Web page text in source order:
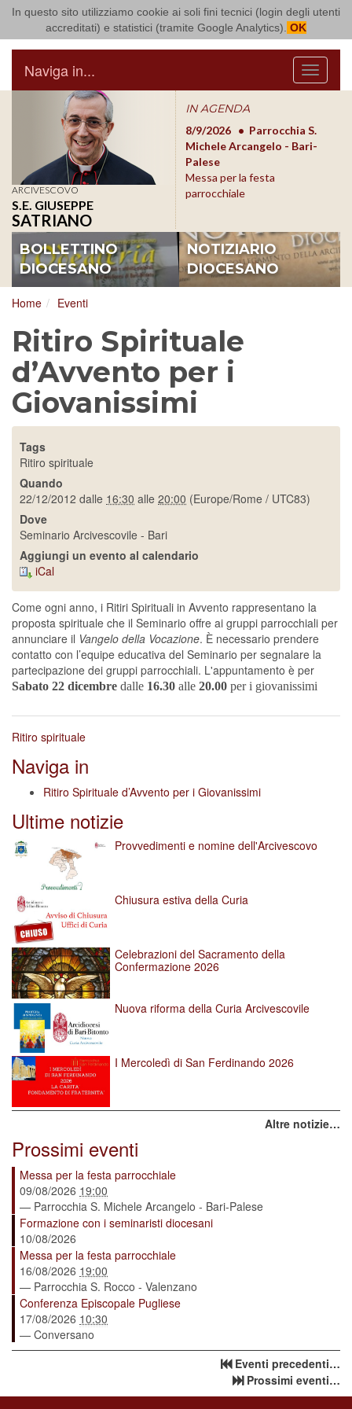
In questo sito utilizziamo cookie ai soli fini tecnici (login degli utenti
accreditati) e statistici (tramite Google Analytics). OK
Arcidiocesi di Bari Bitonto
Menu
Naviga in...
ARCIVESCOVO
S.E. GIUSEPPE
SATRIANO
IN AGENDA
8/17/2026
Conversano
Conferenza Episcopale
Pugliese
8/9/2026
Parrocchia S.
Michele Arcangelo - Bari-
Palese
Messa per la festa
parrocchiale
BOLLETTINO
DIOCESANO
NOTIZIARIO
DIOCESANO
Home Eventi
Ritiro Spirituale
d’Avvento per i
Giovanissimi
Tags
Ritiro spirituale
Quando
22/12/2012 dalle 16:30 alle 20:00 (Europe/Rome / UTC83)
Dove
Seminario Arcivescovile - Bari
Aggiungi un evento al calendario
iCal
Come ogni anno, i Ritiri Spirituali in Avvento rappresentano la
proposta spirituale che il Seminario offre ai gruppi parrocchiali per
annunciare il Vangelo della Vocazione. È necessario prendere
contatto con l’equipe educativa del Seminario per segnalare la
partecipazione dei gruppi parrocchiali. L'appuntamento è per
Sabato 22 dicembre dalle 16.30 alle 20.00 per i giovanissimi
Ritiro spirituale
Naviga in
Ritiro Spirituale d’Avvento per i Giovanissimi
Ultime notizie
Provvedimenti e nomine dell'Arcivescovo
Chiusura estiva della Curia
Celebrazioni del Sacramento della
Confermazione 2026
Nuova riforma della Curia Arcivescovile
I Mercoledì di San Ferdinando 2026
Altre notizie…
Prossimi eventi
Messa per la festa parrocchiale
09/08/2026 19:00
— Parrocchia S. Michele Arcangelo - Bari-Palese
Formazione con i seminaristi diocesani
10/08/2026
Messa per la festa parrocchiale
16/08/2026 19:00
— Parrocchia S. Rocco - Valenzano
Conferenza Episcopale Pugliese
17/08/2026 10:30
— Conversano
Eventi precedenti…
Prossimi eventi…